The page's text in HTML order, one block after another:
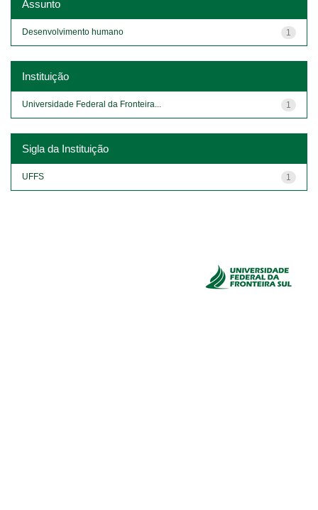
Assunto
1
Desenvolvimento humano
Instituição
1
Universidade Federal da Fronteira...
Sigla da Instituição
1
UFFS